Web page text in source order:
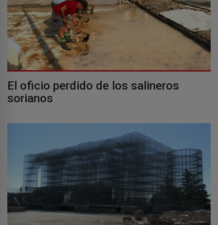
El oficio perdido de los salineros
sorianos